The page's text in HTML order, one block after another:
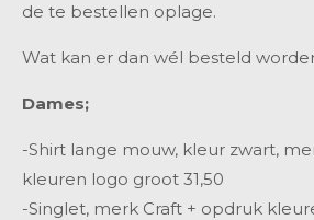
de te bestellen oplage.
Wat kan er dan wél besteld
Dames;
-Shirt lange mouw, kleur zwart,
kleuren logo groot 31,50
-Singlet, merk Craft + opdruk